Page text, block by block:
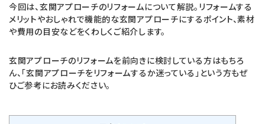
今回は、玄関アプローチのリフォームについて解説。リフォームする
メリットやおしゃれで機能的な玄関アプローチにするポイント、素材
や費用の目安などをくわしくご紹介します。
玄関アプローチのリフォームを前向きに検討している方はもちろ
ん、「玄関アプローチをリフォームするか迷っている」という方もぜ
ひご参考にお読みください。